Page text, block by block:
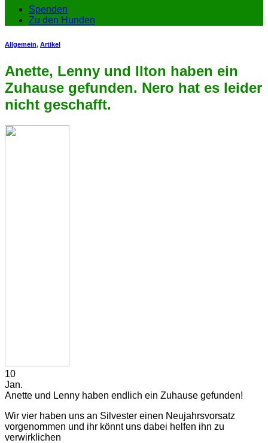
Spenden
Zu den Hunden
Allgemein, Artikel
Anette, Lenny und Ilton haben ein
Zuhause gefunden. Nero hat es leider
nicht geschafft.
10
Jan.
Anette und Lenny haben endlich ein Zuhause gefunden!
Wir vier haben uns an Silvester einen Neujahrsvorsatz
vorgenommen und ihr könnt uns dabei helfen ihn zu
verwirklichen